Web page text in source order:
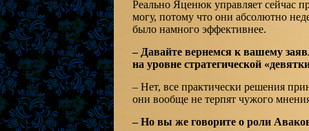
Реально Яценюк управляет сейчас
могу, потому что они абсолютно
было намного эффективнее.
– Давайте вернемся к вашему
на уровне стратегической
– Нет, все практически решения
они вообще не терпят чужого
– Но вы же говорите о роли